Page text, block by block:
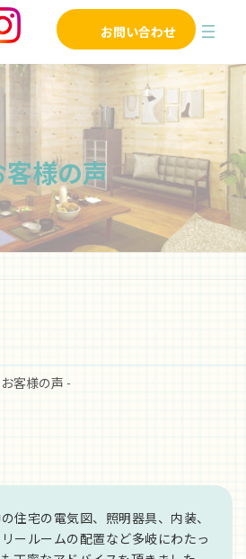
お問い合わせ
客様の声
客様の声 -
住宅の電気図、照明器具、内装、
ールームの配置など多岐にわたっ